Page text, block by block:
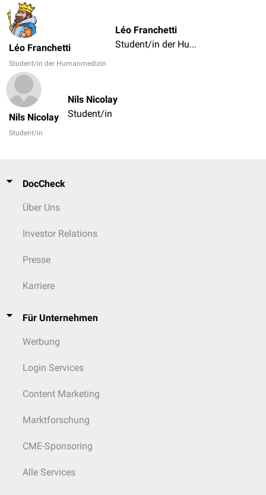
Léo Franchetti
Student/in der Humanmedizin
Léo Franchetti
Student/in der Humanmedizin
Nils Nicolay
Student/in
Nils Nicolay
Student/in
DocCheck
Über Uns
Investor Relations
Presse
Karriere
Für Unternehmen
Werbung
Login Services
Content Marketing
Marktforschung
CME-Sponsoring
Alle Services